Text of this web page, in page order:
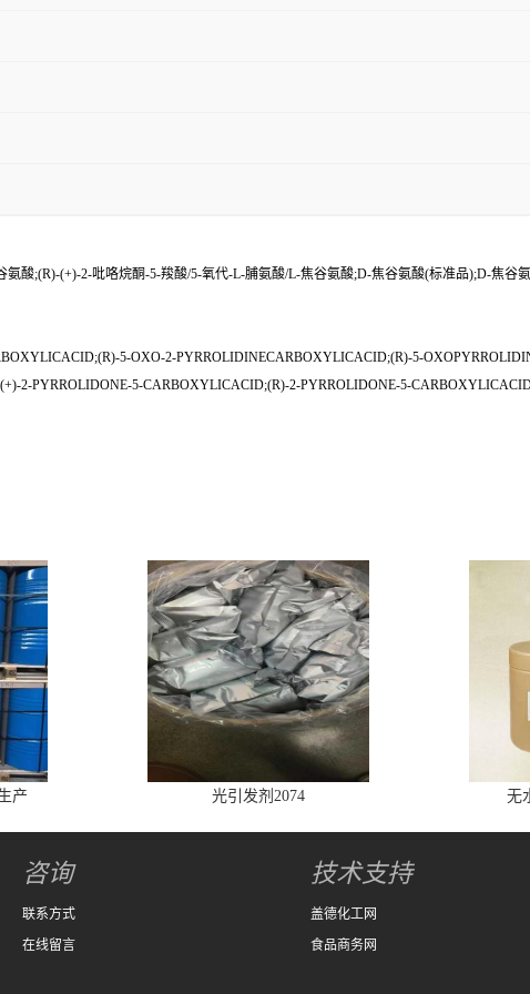
酸;(R)-(+)-2-吡咯烷酮-5-羧酸/5-氧代-L-脯氨酸/L-焦谷氨酸;D-焦谷氨酸(标准品);D-焦谷
5-OXO-2-PYRROLIDINECARBOXYLICACID;(R)-5-
2-PYRROLIDONE-5-CARBOXYLICACID;(R)-2-PYRROLIDONE-5-
产 光引发剂2074 无
咨询
联系方式
在线留言
技术支持
盖德化工网
食品商务网